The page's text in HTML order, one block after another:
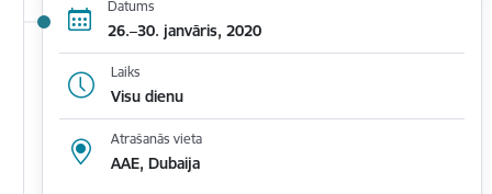
Datums
26.–30. janvāris, 2020
Laiks
Visu dienu
Atrašanās vieta
AAE, Dubaija